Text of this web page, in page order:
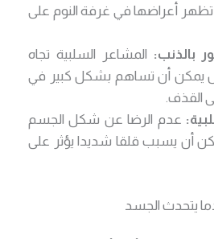
تظهر أعراضها في غرفة النوم على
بالذنب: المشاعر السلبية تجاه
يمكن أن تساهم بشكل كبير في
القذف.
عدم الرضا عن شكل الجسم
أن يسبب قلقا شديدا يؤثر على
يتحدث الجسد